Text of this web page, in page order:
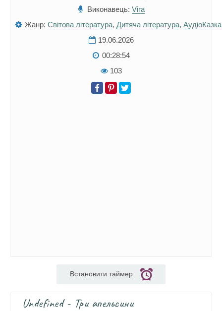
Виконавець: Vira
Жанр: Світова література, Дитяча література, АудіоКазка
19.06.2026
00:28:54
103
Встановити таймер
Undefined - Три апельсини